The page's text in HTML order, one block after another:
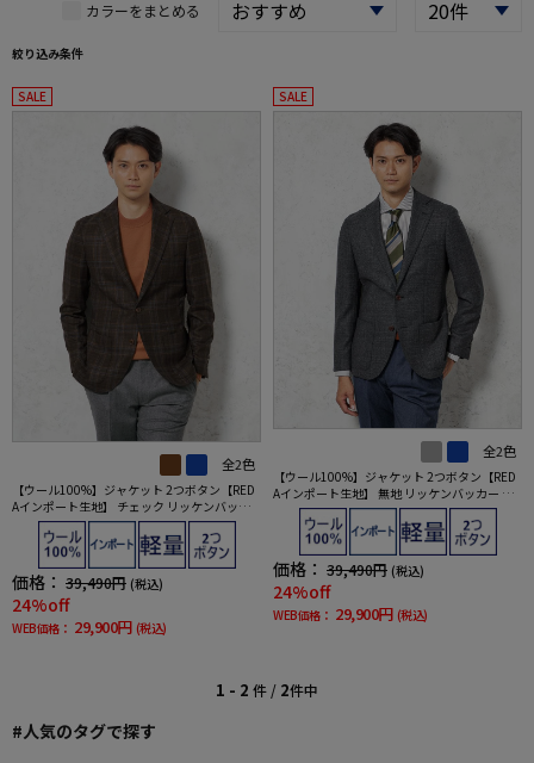
カラーをまとめる
絞り込み条件
SALE
全2色
【ウール100%】ジャケット 2つボタン【RED
Aインポート生地】 チェック リッケンバッカ
ー 秋冬
価格： 39,490円 (税込)
24%off
WEB価格： 29,900円 (税込)
SALE
全2色
【ウール100%】ジャケット 2つボタン【RED
Aインポート生地】 無地 リッケンバッカー 秋
価格： 39,490円 (税込)
24%off
WEB価格： 29,900円 (税込)
1 - 2 件 / 2件中
#人気のタグで探す